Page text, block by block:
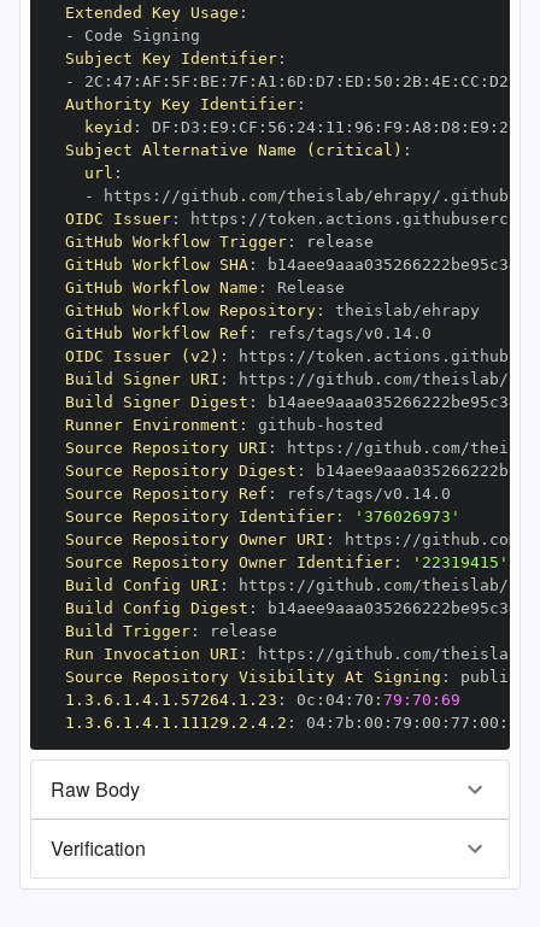
Extended Key Usage :
-
Subject Key Identifier:
-
2C : 47 : AF : 5F : BE : 7F : A1 : 6D : D7 : ED : 50 : 2B: 4E : CC : D2
Authority Key Identifier:
keyid : DF : D3 : E9 : CF : 56 : 24: 11 : 96 : F9 : A8 : D8 : E9 : 28
Subject Alternative Name (critical) :
url :
-
https :
OIDC Issuer: https :
GitHub Workflow Trigger:
GitHub Workflow SHA:
GitHub Workflow Name :
GitHub Workflow Repository:
GitHub Workflow Ref :
OIDC Issuer (v2) : https :
Build Signer URI : https :
Build Signer Digest :
Runner Environment : github -
Source Repository URI : https :
Source Repository Digest :
Source Repository Ref :
Source Repository Identifier:
'376026973'
Source Repository Owner URI : https :
Source Repository Owner Identifier:
'22319415'
Build Config URI : https :
Build Config Digest :
Build Trigger:
Run Invocation URI : https :
Source Repository Visibility At Signing :
1.3.6.1.4.1.57264.1.23 : 0c : 04: 70 : 79:70:69
1.3.6.1.4.1.11129.2.4.2 : 04: 7b : 00 : 79 : 00 : 77 : 00 : dd
Raw Body
Verification